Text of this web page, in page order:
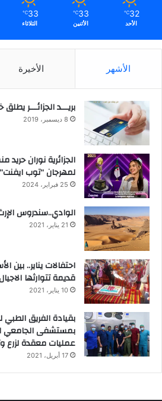
32
℃
الأحد
33
℃
الأثنين
33
℃
الثلاثاء
الأشهر الأخيرة
بريـــد الجزائـــر
8 ديسمبر، 2019
الجزائرية نوران
لمهرجان “توب
25 فبراير، 2024
الوادي..سندروس
21 يناير، 2021
احتفالات يناير.. بين
قديمة تتوارثها
10 يناير، 2021
بقيادة الفريق
عمليات معقدة لزرع
17 أبريل، 2021